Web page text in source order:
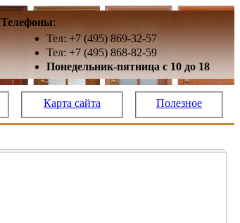
Телефоны:
Тел: +7 (495) 869-32-57
Тел: +7 (495) 868-82-59
Понедельник-пятница с 10 до 18
Карта сайта Полезное